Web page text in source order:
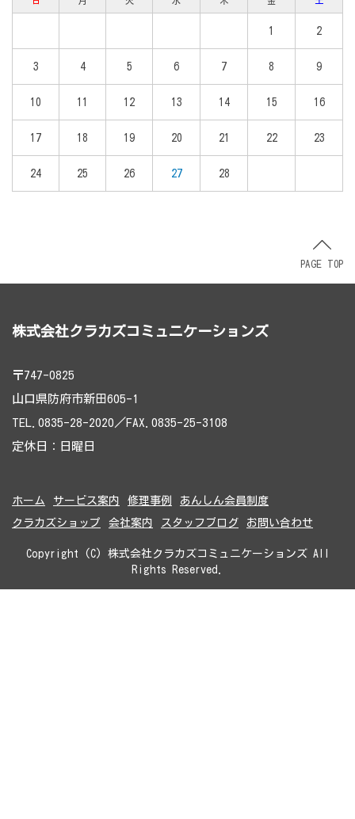
1 2
3 4 5 6 7 8 9
10 11 12 13 14 15 16
17 18 19 20 21 22 23
24 25 26 27 28
PAGE TOP
株式会社クラカズコミュニケーションズ
〒747-0825
山口県防府市新田605-1
TEL.0835-28-2020／FAX.0835-25-3108
定休日：日曜日
ホーム サービス案内 修理事例
あんしん会員制度
クラカズショップ
会社案内 スタッフブログ お問い合わせ
Copyright (C) 株式会社クラカズコミュニケーションズ All
Rights Reserved.